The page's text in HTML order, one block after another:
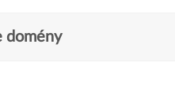
domény